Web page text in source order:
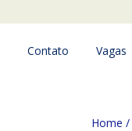
Contato Vagas
Home /